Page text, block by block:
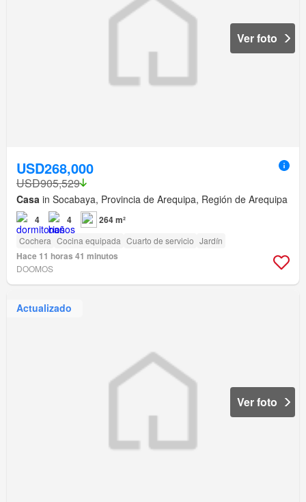
Ver foto
USD268,000
USD905,529
Casa in Socabaya, Provincia de Arequipa, Región de Arequipa
4 4 264 m²
Cochera Cocina equipada Cuarto de servicio Jardín
Hace 11 horas 41 minutos
DOOMOS
Actualizado
Ver foto